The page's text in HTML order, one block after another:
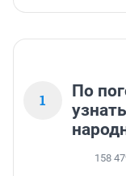
1
По
158